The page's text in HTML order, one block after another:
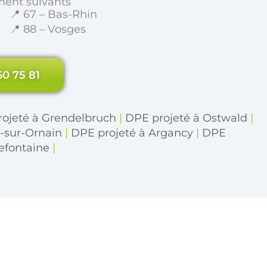
📍 67 – Bas-Rhin
📍 88 – Vosges
75 81
à Grendelbruch | DPE projeté à Ostwald |
sur-Ornain | DPE projeté à Argancy | DPE
|